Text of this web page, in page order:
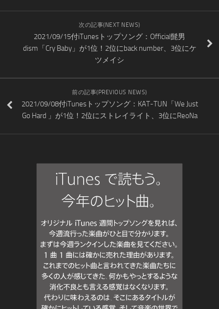
次の記事(NEXT NEWS)
2021/09/15付iTunesトップソング：Official髭男
dism「Cry Baby」が1位！2位にback number、3位にケ
ツメイシ
前の記事(PREVIOUS NEWS)
2021/09/08付iTunesトップソング：KAT-TUN「We Just
Go Hard 」が1位！2位にストレイライト、3位にReoNa